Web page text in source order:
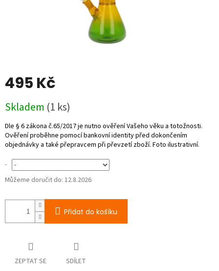
495 Kč
cena:
Skladem (1 ks)
-
Můžeme doručit do: 12.8.2026
Přidat do košíku
ZEPTAT SE SDÍLET